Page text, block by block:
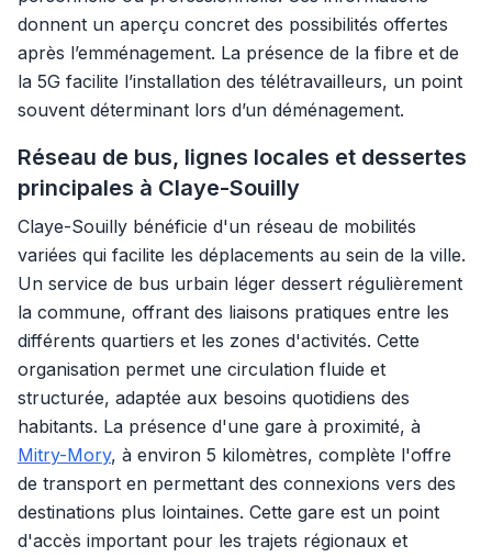
donnent un aperçu concret des possibilités offertes
après l’emménagement. La présence de la fibre et de
la 5G facilite l’installation des télétravailleurs, un point
souvent déterminant lors d’un déménagement.
Réseau de bus, lignes locales et dessertes
principales à Claye-Souilly
Claye-Souilly bénéficie d'un réseau de mobilités
variées qui facilite les déplacements au sein de la ville.
Un service de bus urbain léger dessert régulièrement
la commune, offrant des liaisons pratiques entre les
différents quartiers et les zones d'activités. Cette
organisation permet une circulation fluide et
structurée, adaptée aux besoins quotidiens des
habitants. La présence d'une gare à proximité, à
Mitry-Mory, à environ 5 kilomètres, complète l'offre
de transport en permettant des connexions vers des
destinations plus lointaines. Cette gare est un point
d'accès important pour les trajets régionaux et